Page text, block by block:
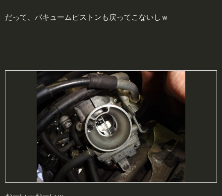
だって、バキュームピストンも戻ってこないしｗ